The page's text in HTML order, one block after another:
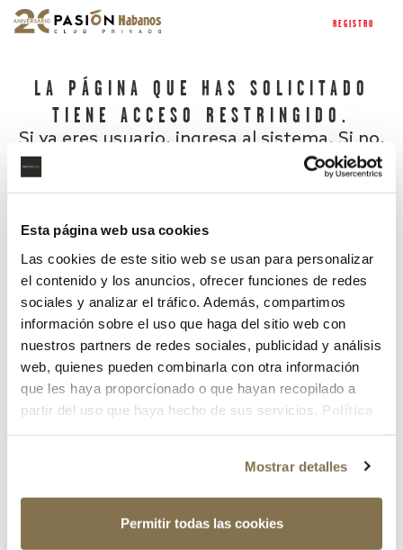
Esta página web usa cookies
Las cookies de este sitio web se usan para personalizar
el contenido y los anuncios, ofrecer funciones de redes
sociales y analizar el tráfico. Además, compartimos
información sobre el uso que haga del sitio web con
nuestros partners de redes sociales, publicidad y análisis
web, quienes pueden combinarla con otra información
que les haya proporcionado o que hayan recopilado a
partir del uso que haya hecho de sus servicios. Política
Mostrar detalles
Permitir todas las cookies
REGISTRO
LA PÁGINA QUE HAS SOLICITADO
TIENE ACCESO RESTRINGIDO.
Si ya eres usuario, ingresa al sistema. Si no,
¿Has olvidado tu contraseña?